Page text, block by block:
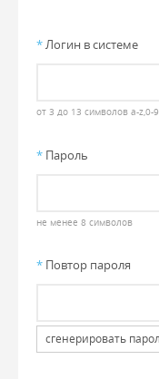
*Логин в системе
от 3 до 13 символов a-z,0-9
* Пароль
не менее 8 символов
* Повтор пароля
сгенерировать